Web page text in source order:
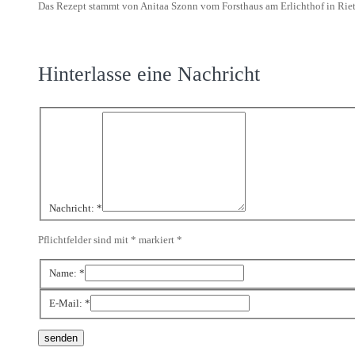
Das Rezept stammt von Anitaa Szonn vom Forsthaus am Erlichthof in
Hinterlasse eine Nachricht
Nachricht: *
Pflichtfelder sind mit * markiert *
Name: *
E-Mail: *